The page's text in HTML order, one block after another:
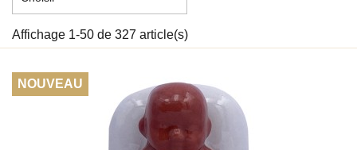
Affichage 1-50 de 327 article(s)
NOUVEAU